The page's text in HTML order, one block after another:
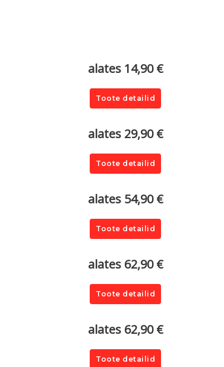
alates 14,90 €
Toote detailid
alates 29,90 €
Toote detailid
alates 54,90 €
Toote detailid
alates 62,90 €
Toote detailid
alates 62,90 €
Toote detailid